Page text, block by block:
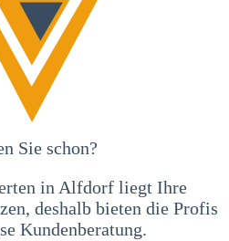
Sie schon?
in Alfdorf liegt Ihre
deshalb bieten die Profis
Kundenberatung.